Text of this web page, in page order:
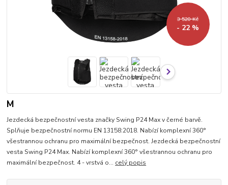
3 520 Kč
- 22 %
M
Jezdecká bezpečnostní vesta značky Swing P24 Max v černé barvě.
Splňuje bezpečnostní normu EN 13158:2018. Nabízí komplexní 360°
všestrannou ochranu pro maximální bezpečnost. Jezdecká bezpečnostní
vesta Swing P24 Max. Nabízí komplexní 360° všestrannou ochranu pro
maximální bezpečnost. 4 - vrstvá o... celý popis